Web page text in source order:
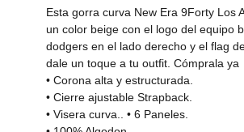
Esta gorra curva New Era 9Forty Los
un color beige con el logo del equipo
dodgers en el lado derecho y el flag
dale un toque a tu outfit. Cómprala ya
• Corona alta y estructurada.
• Cierre ajustable Strapback.
• Visera curva.. • 6 Paneles.